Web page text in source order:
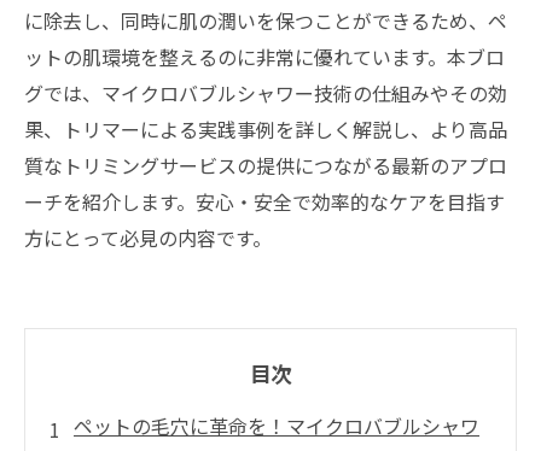
に除去し、同時に肌の潤いを保つことができるため、ペ
ットの肌環境を整えるのに非常に優れています。本ブロ
グでは、マイクロバブルシャワー技術の仕組みやその効
果、トリマーによる実践事例を詳しく解説し、より高品
質なトリミングサービスの提供につながる最新のアプロ
ーチを紹介します。安心・安全で効率的なケアを目指す
方にとって必見の内容です。
目次
ペットの毛穴に革命を！マイクロバブルシャワ